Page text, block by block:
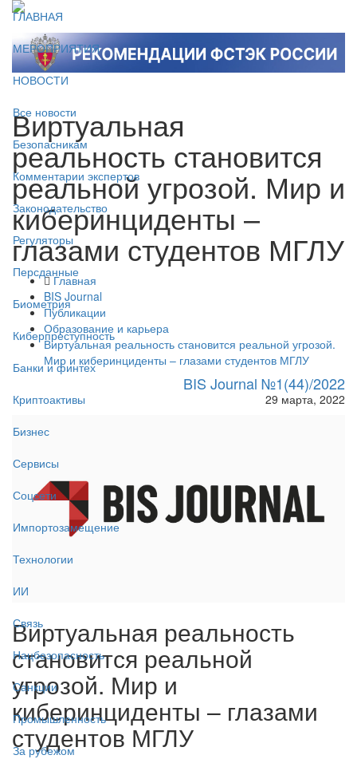
ГЛАВНАЯ
МЕРОПРИЯТИЯ
НОВОСТИ
Все новости
Безопасникам
Комментарии экспертов
Законодательство
Регуляторы
Персданные
Биометрия
Киберпреступность
Банки и финтех
Криптоактивы
Бизнес
Сервисы
Соцсети
Импортозамещение
Технологии
ИИ
Связь
Нацбезопасность
Санкции
Промышленность
За рубежом
Виртуальная
реальность становится
реальной угрозой. Мир и
киберинциденты –
глазами студентов МГЛУ
Главная
BIS Journal
Публикации
Образование и карьера
Виртуальная реальность становится реальной угрозой.
Мир и киберинциденты – глазами студентов МГЛУ
BIS Journal №1(44)/2022
29 марта, 2022
Виртуальная реальность
становится реальной
угрозой. Мир и
киберинциденты – глазами
студентов МГЛУ